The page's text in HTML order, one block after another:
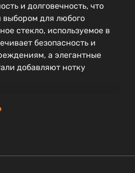
и долговечность, что
выбором для любого
стекло, используемое в
безопасность и
а элегантные
добавляют нотку